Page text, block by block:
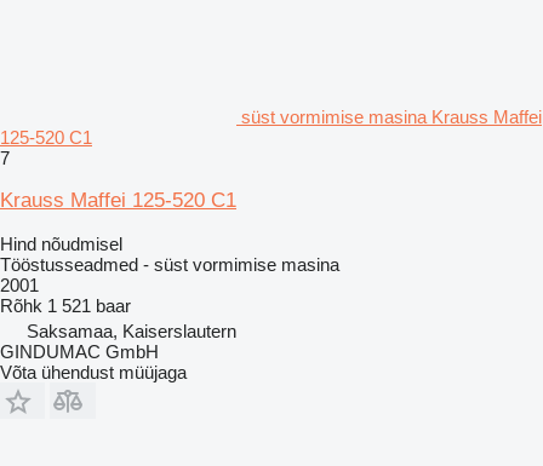
süst vormimise masina Krauss Maffei
125-520 C1
7
Krauss Maffei 125-520 C1
Hind nõudmisel
Tööstusseadmed - süst vormimise masina
2001
Rõhk 1 521 baar
Saksamaa, Kaiserslautern
GINDUMAC GmbH
Võta ühendust müüjaga